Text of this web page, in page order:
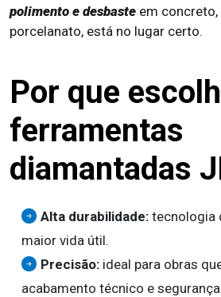
polimento e desbaste em
porcelanato, está no lugar certo.
Por que
ferramentas
diamantadas
Alta durabilidade: tecnologia
maior vida útil.
Precisão: ideal para obras
acabamento técnico e